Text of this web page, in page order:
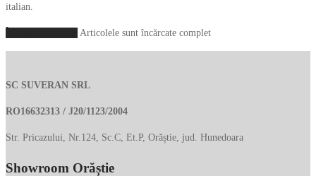
italian.
Articolele sunt încărcate complet
SC SUVERAN SRL
RO16632313 / J20/1123/2004
Str. Pricazului, Nr.124, Sc.C, Et.P, Orăștie, jud. Hunedoara
Showroom Orăștie